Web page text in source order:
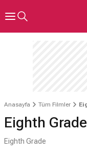
Anasayfa Tüm Filmler
Eighth Grade
Eighth Grade